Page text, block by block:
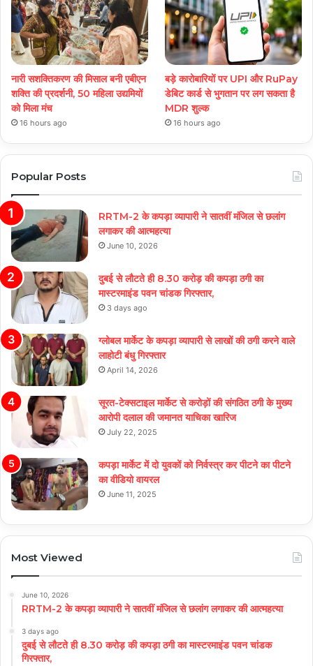
नारी सशक्तिकरण की मिसाल बनी एबीएन
शक्ति की प्रदर्शनी, 50 महिला उद्यमियों
को मिला मंच
16 hours ago
बड़े कारोबारियों पर UPI और RuPay
डेबिट कार्ड से भुगतान पर लग सकता है
MDR शुल्क
16 hours ago
Popular Posts
RRTM-2 के कपड़ा व्यापारी ने सातवीं मंजिल से छलांग
लगाकर की आत्महत्या
June 10, 2026
दुबई से लौटते ही 8.30 करोड़ की कपड़ा ठगी का
मास्टरमाइंड पवन चांडक गिरफ्तार,
3 days ago
ग्लोबल मार्केट के कपड़ा व्यापारी से लाखों की ठगी करने वाले
लाहोटी बंधु गिरफ्तार
April 14, 2026
सूरत-टेक्सटाइल मार्केट से करोड़ों की संगठित ठगी के मुख्य
आरोपी दलाल की जमानत याचिका खारिज
July 22, 2025
कपड़ा मार्केट में दो युवकों को निर्वस्त्र कर पीटने का पीटने
का वीडियो वायरल
June 11, 2025
Most Viewed
June 10, 2026
RRTM-2 के कपड़ा व्यापारी ने सातवीं मंजिल से छलांग लगाकर की आत्महत्या
3 days ago
दुबई से लौटते ही 8.30 करोड़ की कपड़ा ठगी का मास्टरमाइंड पवन चांडक
गिरफ्तार,